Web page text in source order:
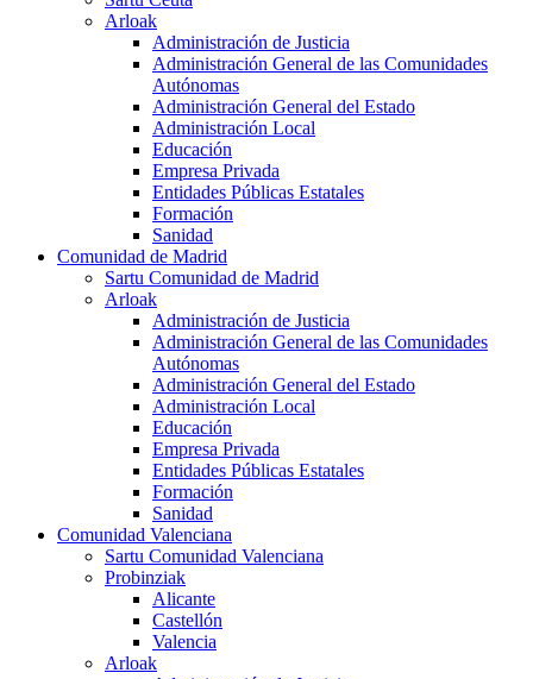
Arloak
Administración de Justicia
Administración General de las Comunidades
Autónomas
Administración General del Estado
Administración Local
Educación
Empresa Privada
Entidades Públicas Estatales
Formación
Sanidad
Comunidad de Madrid
Sartu Comunidad de Madrid
Arloak
Administración de Justicia
Administración General de las Comunidades
Autónomas
Administración General del Estado
Administración Local
Educación
Empresa Privada
Entidades Públicas Estatales
Formación
Sanidad
Comunidad Valenciana
Sartu Comunidad Valenciana
Probinziak
Alicante
Castellón
Valencia
Arloak